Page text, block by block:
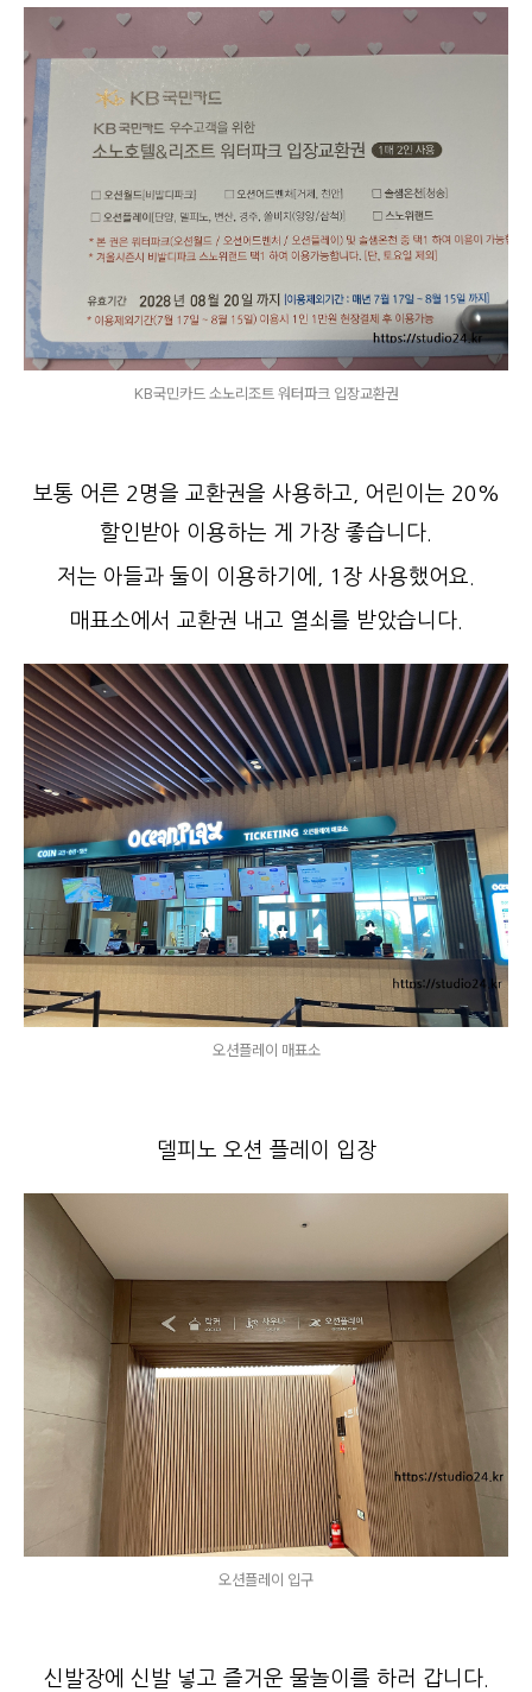
KB국민카드 소노리조트 워터파크 입장교환권
보통 어른 2명을 교환권을 사용하고, 어린이는 20%
할인받아 이용하는 게 가장 좋습니다.
저는 아들과 둘이 이용하기에, 1장 사용했어요.
매표소에서 교환권 내고 열쇠를 받았습니다.
오션플레이 매표소
델피노 오션 플레이 입장
오션플레이 입구
신발장에 신발 넣고 즐거운 물놀이를 하러 갑니다.